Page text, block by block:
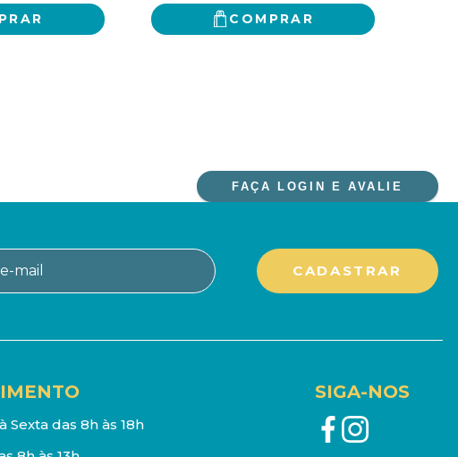
COMPRAR
FAÇA LOGIN E AVALIE
Sexta das 8h às 18h
SIGA-NOS